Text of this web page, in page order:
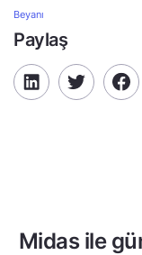
Beyanı
Paylaş
Midas ile